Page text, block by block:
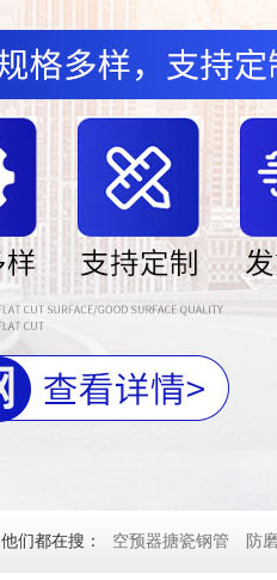
他们都在搜： 空预器搪瓷钢管 防